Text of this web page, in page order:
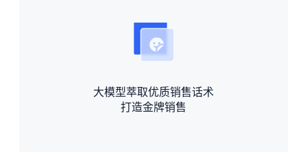
大模型萃取优质销售话术
打造金牌销售